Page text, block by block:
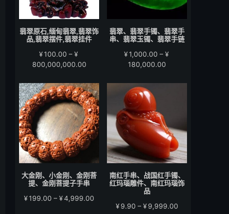
翡翠原石,缅甸翡翠,翡翠饰
品,翡翠摆件,翡翠挂件
¥100.00 – ¥
800,000,000.00价
范
围：
¥100.00
至
¥800,000,000.00
翡翠、翡翠手镯、翡翠手
串、翡翠玉镯、翡翠手链
¥1,000.00 – ¥
180,000.00
范
¥180,000.00
大金刚、小金刚、金刚菩
提、金刚菩提子手串
¥199.00 – ¥4,999.00
南红手串、战国红手镯、
红玛瑙雕件、南红玛瑙饰
品
¥9.90 – ¥9,999.00